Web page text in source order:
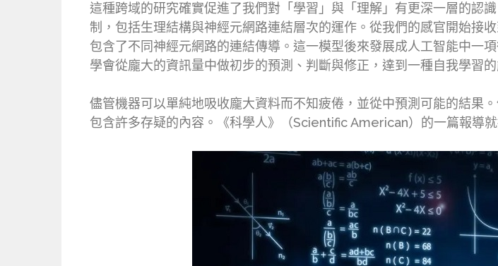
這種跨域的研究確實促進了我們對「學習」與「理解」有更深一層的認
制，包括生理結構與神經元網路連結層次的運作。從我們的感官開始接
包含了不同神經元網路的連結傳導。這一模型後來發展成人工智能中
學會從龐大的資訊量中做初步的預測、判斷與修正，達到一種自我學習的
儘管機器可以單純地吸收龐大資料而不知疲倦，並從中預測可能的結果
包含許多存疑的內容。《科學人》（Scientific American）的一篇報導